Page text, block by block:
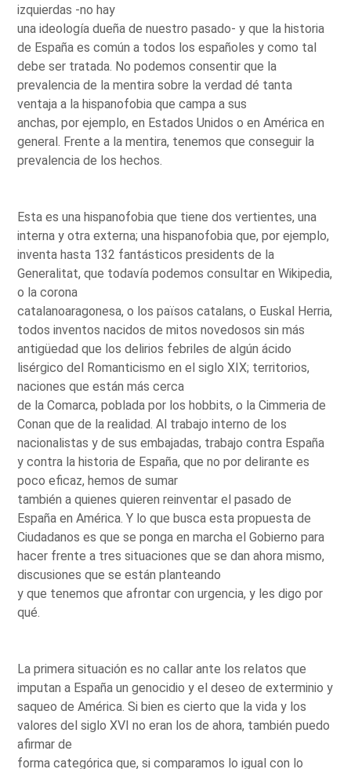
izquierdas -no hay
una ideología dueña de nuestro pasado- y que la historia
de España es común a todos los españoles y como tal
debe ser tratada. No podemos consentir que la
prevalencia de la mentira sobre la verdad dé tanta
ventaja a la hispanofobia que campa a sus
anchas, por ejemplo, en Estados Unidos o en América en
general. Frente a la mentira, tenemos que conseguir la
prevalencia de los hechos.
Esta es una hispanofobia que tiene dos vertientes, una
interna y otra externa; una hispanofobia que, por ejemplo,
inventa hasta 132 fantásticos presidents de la
Generalitat, que todavía podemos consultar en Wikipedia,
o la corona
catalanoaragonesa, o los països catalans, o Euskal Herria,
todos inventos nacidos de mitos novedosos sin más
antigüedad que los delirios febriles de algún ácido
lisérgico del Romanticismo en el siglo XIX; territorios,
naciones que están más cerca
de la Comarca, poblada por los hobbits, o la Cimmeria de
Conan que de la realidad. Al trabajo interno de los
nacionalistas y de sus embajadas, trabajo contra España
y contra la historia de España, que no por delirante es
poco eficaz, hemos de sumar
también a quienes quieren reinventar el pasado de
España en América. Y lo que busca esta propuesta de
Ciudadanos es que se ponga en marcha el Gobierno para
hacer frente a tres situaciones que se dan ahora mismo,
discusiones que se están planteando
y que tenemos que afrontar con urgencia, y les digo por
qué.
La primera situación es no callar ante los relatos que
imputan a España un genocidio y el deseo de exterminio y
saqueo de América. Si bien es cierto que la vida y los
valores del siglo XVI no eran los de ahora, también puedo
afirmar de
forma categórica que, si comparamos lo igual con lo